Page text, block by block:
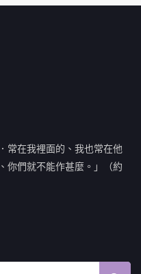
常在我裡面的、我也常在他
你們就不能作甚麼。」（約